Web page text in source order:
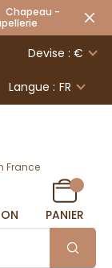
-
Devise : €
Langue : FR
France
PANIER